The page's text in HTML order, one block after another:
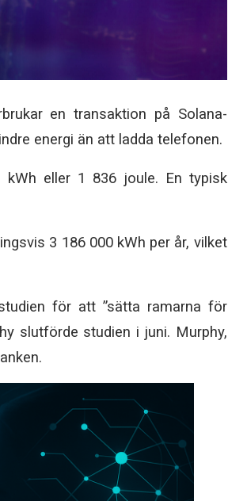
en transaktion på Solana-
energi än att ladda telefonen.
kWh eller 1 836 joule. En typisk
3 186 000 kWh per år, vilket
för att ”sätta ramarna för
slutförde studien i juni. Murphy,